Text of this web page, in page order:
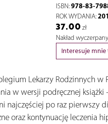
ISBN:978-83-
ROK WYDANIA:
37.00 zł
Nakład wyczerpany
Interesuje mnie
Lekarzy Rodzinnych
w wersji podręcznej
najczęściej po raz
oraz kontynuację leczenia